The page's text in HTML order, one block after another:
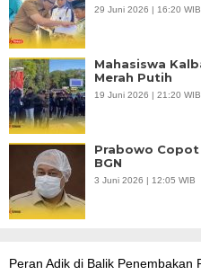
29 Juni 2026 | 16:20 WIB
Mahasiswa
Merah Putih
19 Juni 2026 | 21:20 WIB
Prabowo Copot
BGN
3 Juni 2026 | 12:05 WIB
Peran Adik di Balik Penembakan